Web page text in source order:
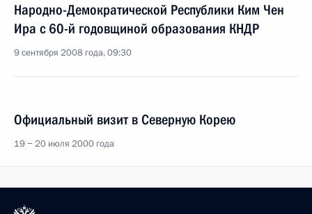
Народно-Демократической Республики Ким Чен
Ира с 60-й годовщиной образования КНДР
9 сентября 2008 года, 09:30
Официальный визит в Северную Корею
19 − 20 июля 2000 года